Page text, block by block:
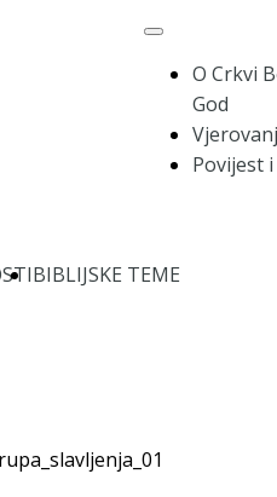
O Crkvi
God
Povijest
BIBLIJSKE TEME